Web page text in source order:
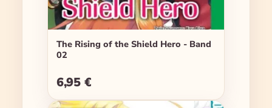
The Rising of the Shield Hero - Band
02
Regulärer Preis:
6,95 €